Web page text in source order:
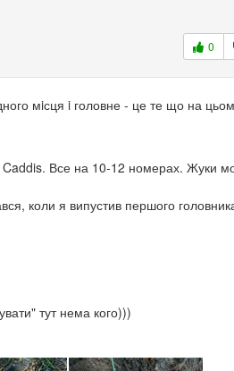
0
мiсця i головне - це те що на
Caddis. Все на 10-12 номерах. Жуки
коли я випустив першого
тут нема кого)))